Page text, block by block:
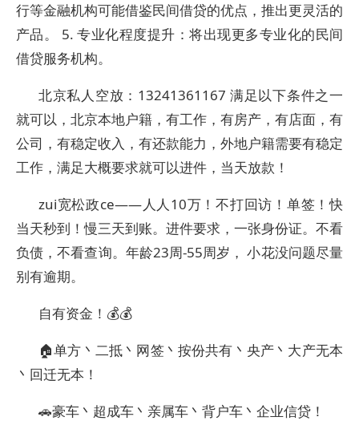
行等金融机构可能借鉴民间借贷的优点，推出更灵活的
产品。 5. 专业化程度提升：将出现更多专业化的民间
借贷服务机构。
北京私人空放：13241361167 满足以下条件之一
就可以，北京本地户籍，有工作，有房产，有店面，有
公司，有稳定收入，有还款能力，外地户籍需要有稳定
工作，满足大概要求就可以进件，当天放款！
zui宽松政ce——人人10万！不打回访！单签！快
当天秒到！慢三天到账。进件要求，一张身份证。不看
负债，不看查询。年龄23周-55周岁， 小花没问题尽量
别有逾期。
自有资金！💰💰
🏠单方丶二抵丶网签丶按份共有丶央产丶大产无本
丶回迁无本！
🚗豪车丶超成车丶亲属车丶背户车丶企业信贷！